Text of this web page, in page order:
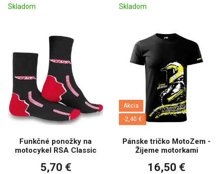
Skladom Skladom
Funkčné ponožky na
motocykel RSA Classic
5,70 €
Akcia
-2,40 €
Pánske tričko MotoZem -
Žijeme motorkami
16,50 €